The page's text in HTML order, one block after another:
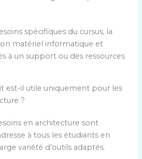
spécifiques du cursus, la
matériel informatique et
à un support ou des ressources
est-il utile uniquement pour les
?
en architecture sont
à tous les étudiants en
variété d’outils adaptés.